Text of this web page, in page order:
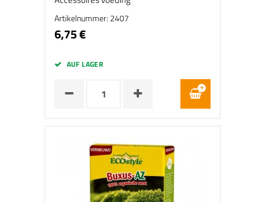
Artikelnummer: 2407
6,75 €
AUF LAGER